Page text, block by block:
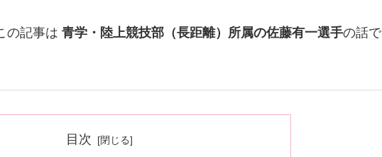
の記事は 青学・陸上競技部（長距離）所属の佐藤有一選手の話で
目次